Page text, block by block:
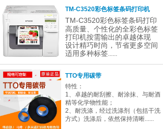
TM-C3520彩色标签条码打印机
TM-C3520彩色标签条码打印
高质量、个性化的全彩色标签
打印机按需输出的卓越体现
设计精巧时尚，节省更多空间
适用多种标签......
TTO专用碳带
特性：
1、卓越的耐刮擦、耐涂抹、与耐酒
精等化学物性能；
2、耐洗涤，经过洗涤剂（包括干洗
方式）洗涤后，依然保持清晰......